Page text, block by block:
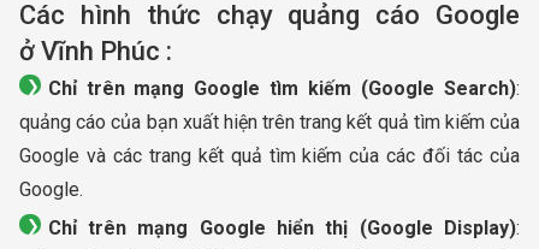
Các hình thức chạy quảng cáo Google
ở Vĩnh Phúc :
Chỉ trên mạng Google tìm kiếm (Google Search):
quảng cáo của bạn xuất hiện trên trang kết quả tìm kiếm của
Google và các trang kết quả tìm kiếm của các đối tác của
Google.
Chỉ trên mạng Google hiển thị (Google Display):